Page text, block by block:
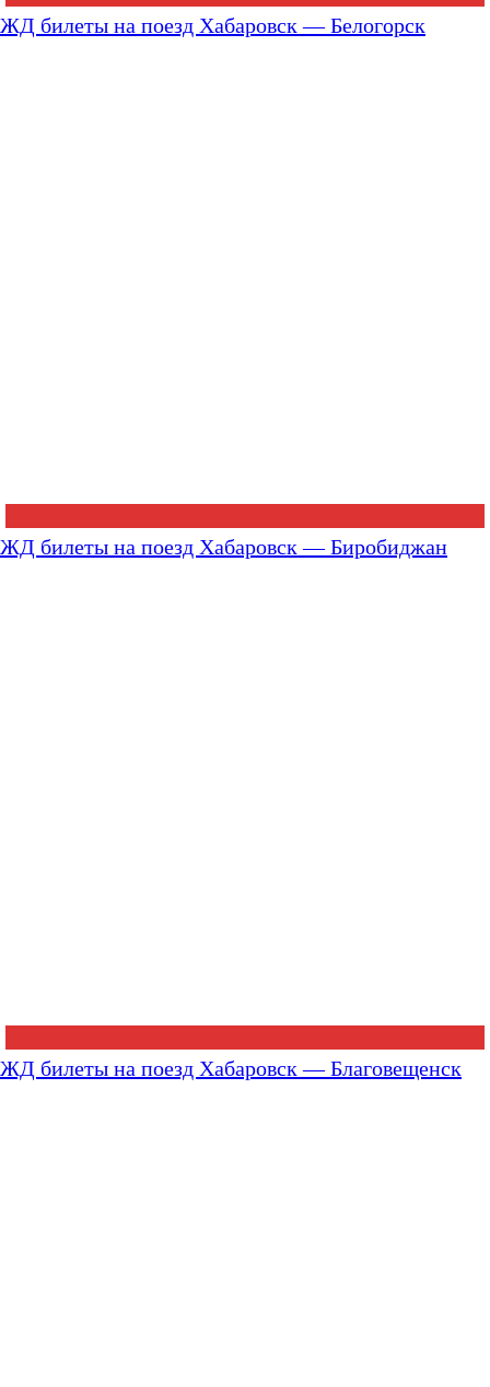
ЖД билеты на поезд Хабаровск — Белогорск
ЖД билеты на поезд Хабаровск — Биробиджан
ЖД билеты на поезд Хабаровск — Благовещенск